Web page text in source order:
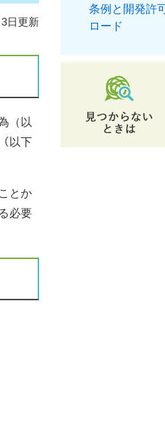
日更新
（以
以下
とか
必要
条例と開発許
ロード